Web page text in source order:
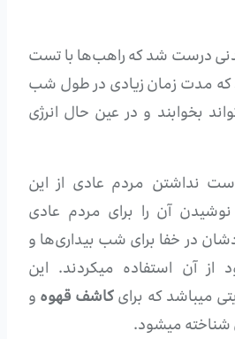
درست شد که راهب‌ها با تست
که مدت زمان زیادی در طول شب
بخوابند و در عین حال انرژی
نداشتن مردم عادی از این
آن را برای مردم عادی
در خفا برای شب بیداری‌ها و
از آن استفاده میکردند. این
میباشد که برایکاشف قهوه و
شناخته میشود.